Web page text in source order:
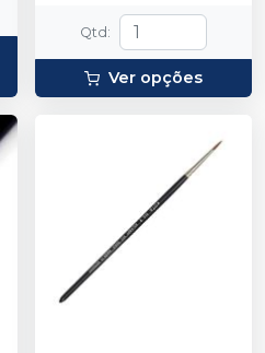
Qtd :
Ver opções